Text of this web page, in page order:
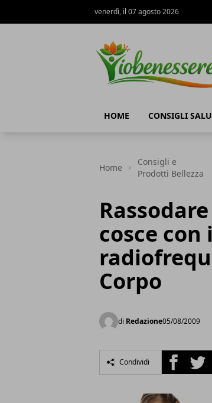
venerdì, il 07 agosto 2026
HOME CONSIGLI
Home
Consigli e
Prodotti Bellezza
cosce con
Corpo
di Redazione05/08/2009
Condividi Facebook